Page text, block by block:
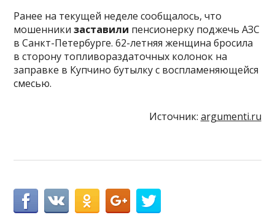
Ранее на текущей неделе сообщалось, что
мошенникизаставили пенсионерку поджечь АЗС
в Санкт-Петербурге. 62-летняя женщина бросила
в сторону топливораздаточных колонок на
заправке в Купчино бутылку с воспламеняющейся
смесью.
Источник: argumenti.ru